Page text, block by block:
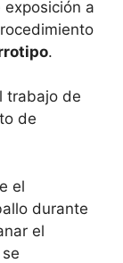
a
.
trabajo de
de
el
durante
el